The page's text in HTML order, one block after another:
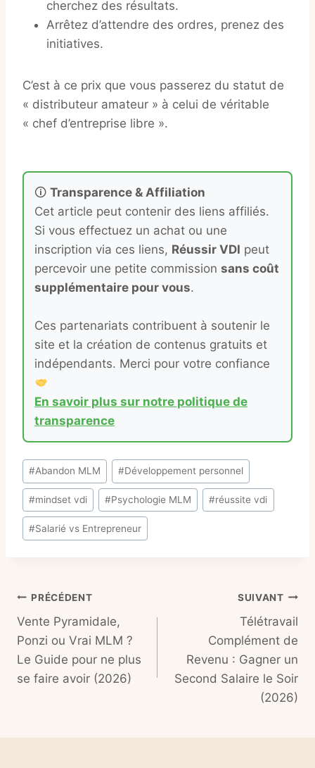
cherchez des résultats.
Arrêtez d’attendre des ordres, prenez des
initiatives.
C’est à ce prix que vous passerez du statut de
« distributeur amateur » à celui de véritable
« chef d’entreprise libre ».
🛈 Transparence & Affiliation
Cet article peut contenir des liens affiliés.
Si vous effectuez un achat ou une
inscription via ces liens, Réussir VDI peut
percevoir une petite commission sans coût
supplémentaire pour vous.
Ces partenariats contribuent à soutenir le
site et la création de contenus gratuits et
indépendants. Merci pour votre confiance
En savoir plus sur notre politique de
transparence
Étiquettes
de
la
publication :
#Abandon MLM #Développement personnel
#mindset vdi #Psychologie MLM #réussite vdi
#Salarié vs Entrepreneur
Navigation
de
l’article
PRÉCÉDENT
Vente Pyramidale,
Ponzi ou Vrai MLM ?
Le Guide pour ne plus
se faire avoir (2026)
SUIVANT
Télétravail
Complément de
Revenu : Gagner un
Second Salaire le Soir
(2026)